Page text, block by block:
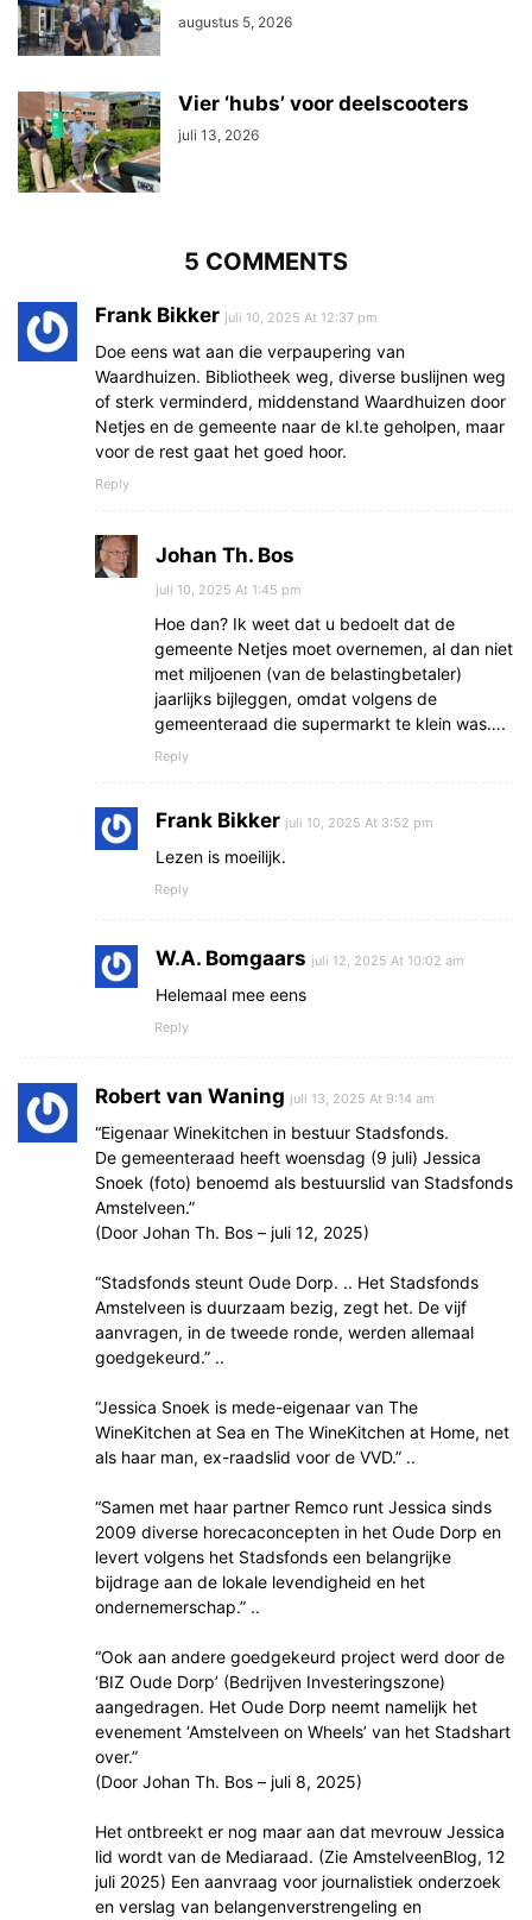
augustus 5, 2026
Vier ‘hubs’ voor deelscooters
juli 13, 2026
5 COMMENTS
Frank Bikker juli 10, 2025 At 12:37 pm
Doe eens wat aan die verpaupering van
Waardhuizen. Bibliotheek weg, diverse buslijnen weg
of sterk verminderd, middenstand Waardhuizen door
Netjes en de gemeente naar de kl.te geholpen, maar
voor de rest gaat het goed hoor.
Reply
Johan Th. Bos
juli 10, 2025 At 1:45 pm
Hoe dan? Ik weet dat u bedoelt dat de
gemeente Netjes moet overnemen, al dan niet
met miljoenen (van de belastingbetaler)
jaarlijks bijleggen, omdat volgens de
gemeenteraad die supermarkt te klein was….
Reply
Frank Bikker juli 10, 2025 At 3:52 pm
Lezen is moeilijk.
Reply
W.A. Bomgaars juli 12, 2025 At 10:02 am
Helemaal mee eens
Reply
Robert van Waning juli 13, 2025 At 9:14 am
“Eigenaar Winekitchen in bestuur Stadsfonds.
De gemeenteraad heeft woensdag (9 juli) Jessica
Snoek (foto) benoemd als bestuurslid van Stadsfonds
Amstelveen.”
(Door Johan Th. Bos – juli 12, 2025)
“Stadsfonds steunt Oude Dorp. .. Het Stadsfonds
Amstelveen is duurzaam bezig, zegt het. De vijf
aanvragen, in de tweede ronde, werden allemaal
goedgekeurd.” ..
“Jessica Snoek is mede-eigenaar van The
WineKitchen at Sea en The WineKitchen at Home, net
als haar man, ex-raadslid voor de VVD.” ..
“Samen met haar partner Remco runt Jessica sinds
2009 diverse horecaconcepten in het Oude Dorp en
levert volgens het Stadsfonds een belangrijke
bijdrage aan de lokale levendigheid en het
ondernemerschap.” ..
“Ook aan andere goedgekeurd project werd door de
‘BIZ Oude Dorp’ (Bedrijven Investeringszone)
aangedragen. Het Oude Dorp neemt namelijk het
evenement ‘Amstelveen on Wheels’ van het Stadshart
over.”
(Door Johan Th. Bos – juli 8, 2025)
Het ontbreekt er nog maar aan dat mevrouw Jessica
lid wordt van de Mediaraad. (Zie AmstelveenBlog, 12
juli 2025) Een aanvraag voor journalistiek onderzoek
en verslag van belangenverstrengeling en